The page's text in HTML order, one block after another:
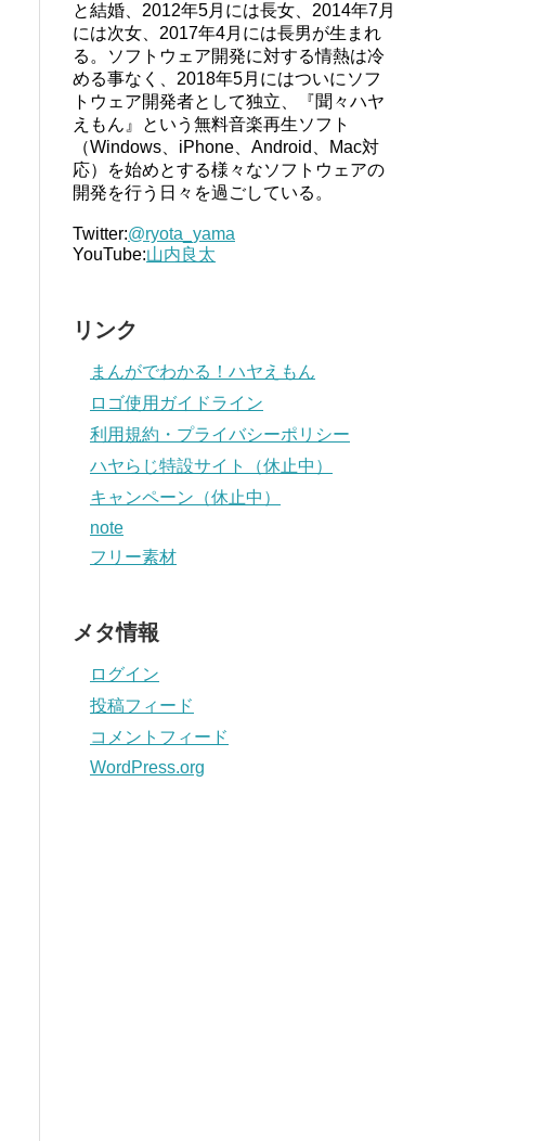
と結婚、2012年5月には長女、2014年7月
には次女、2017年4月には長男が生まれ
る。ソフトウェア開発に対する情熱は冷
める事なく、2018年5月にはついにソフ
トウェア開発者として独立、『聞々ハヤ
えもん』という無料音楽再生ソフト
（Windows、iPhone、Android、Mac対
応）を始めとする様々なソフトウェアの
開発を行う日々を過ごしている。
Twitter:@ryota_yama
YouTube:山内良太
リンク
まんがでわかる！ハヤえもん
ロゴ使用ガイドライン
利用規約・プライバシーポリシー
ハヤらじ特設サイト（休止中）
キャンペーン（休止中）
note
フリー素材
メタ情報
ログイン
投稿フィード
コメントフィード
WordPress.org